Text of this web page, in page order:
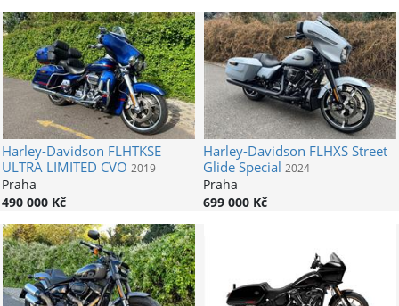
Harley-Davidson FLHTKSE
ULTRA LIMITED CVO 2019
Praha
490 000 Kč
Harley-Davidson FLHXS Street
Glide Special 2024
Praha
699 000 Kč